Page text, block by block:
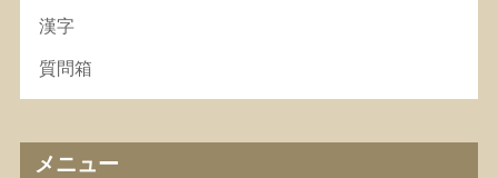
漢字
質問箱
メニュー